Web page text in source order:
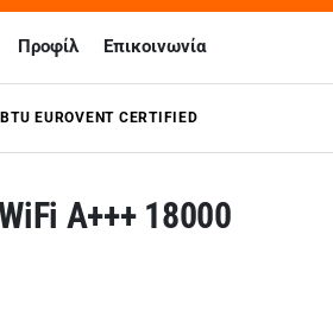
Προφίλ Επικοινωνία
EUROVENT CERTIFIED
A+++ 18000